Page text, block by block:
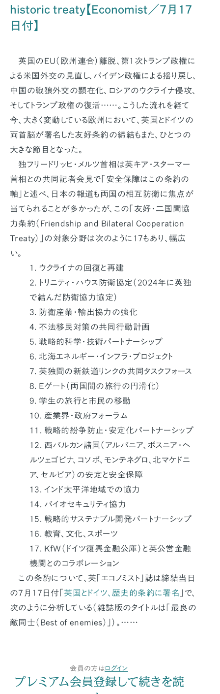
historic treaty【Economist／7月17
日付】
英国のEU（欧州連合）離脱、第1次トランプ政権に
よる米国外交の見直し、バイデン政権による揺り戻し、
中国の戦狼外交の顕在化、ロシアのウクライナ侵攻、
そしてトランプ政権の復活……。こうした流れを経て
今、大きく変動している欧州において、英国とドイツの
両首脳が署名した友好条約の締結もまた、ひとつの
大きな節目となった。
独フリードリッヒ・メルツ首相は英キア・スターマー
首相との共同記者会見で「安全保障はこの条約の
軸」と述べ、日本の報道も両国の相互防衛に焦点が
当てられることが多かったが、この「友好・二国間協
力条約（Friendship and Bilateral Cooperation
Treaty）」の対象分野は次のように17もあり、幅広
い。
1. ウクライナの回復と再建
2. トリニティ・ハウス防衛協定（2024年に英独
で結んだ防衛協力協定）
3. 防衛産業・輸出協力の強化
4. 不法移民対策の共同行動計画
5. 戦略的科学・技術パートナーシップ
6. 北海エネルギー・インフラ・プロジェクト
7. 英独間の新鉄道リンクの共同タスクフォース
8. Eゲート（両国間の旅行の円滑化）
9. 学生の旅行と市民の移動
10. 産業界・政府フォーラム
11. 戦略的紛争防止・安定化パートナーシップ
12. 西バルカン諸国（アルバニア、ボスニア・ヘ
ルツェゴビナ、コソボ、モンテネグロ、北マケドニ
ア、セルビア）の安定と安全保障
13. インド太平洋地域での協力
14. バイオセキュリティ協力
15. 戦略的サステナブル開発パートナーシップ
16. 教育、文化、スポーツ
17. KfW（ドイツ復興金融公庫）と英公営金融
機関とのコラボレーション
この条約について、英「エコノミスト」誌は締結当日
の7月17日付「 英国とドイツ、歴史的条約に署名
」で、
次のように分析している（雑誌版のタイトルは「最良の
敵同士（Best of enemies）」）。……
会員の方はログイン
プレミアム会員登録して続きを読